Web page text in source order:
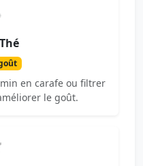
en carafe ou filtrer
le goût.